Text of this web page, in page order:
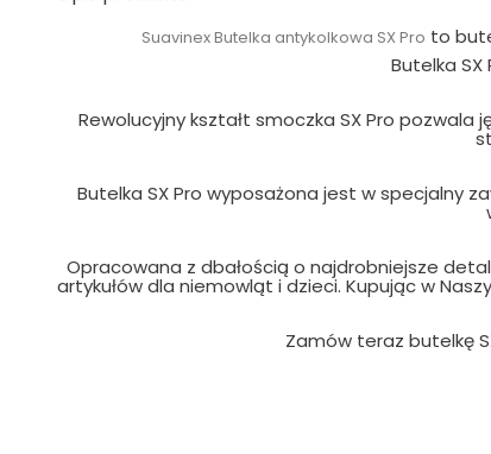
Suavinex Butelka antykolkowa SX Pro to
Butelka
Rewolucyjny kształt smoczka SX Pro
Butelka SX Pro wyposażona jest w specjalny
Opracowana z dbałością o najdrobniejsze
artykułów dla niemowląt i dzieci. Kupując w
Zamów teraz butelkę